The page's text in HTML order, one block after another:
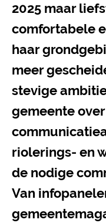
2025 maar liefs
comfortabele
haar
meer
stevige
gemeente
riolerings- en
de nodige
Van